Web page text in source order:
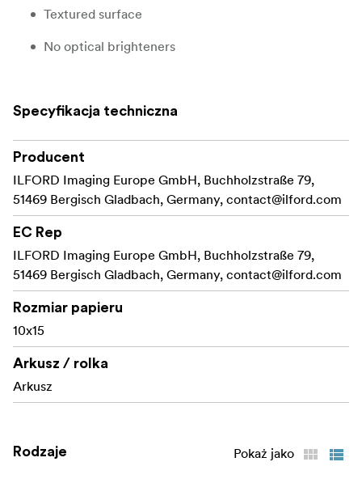
Textured surface
No optical brighteners
Specyfikacja techniczna
Producent
ILFORD Imaging Europe GmbH, Buchholzstraße 79,
51469 Bergisch Gladbach, Germany, contact@ilford.com
EC Rep
ILFORD Imaging Europe GmbH, Buchholzstraße 79,
51469 Bergisch Gladbach, Germany, contact@ilford.com
Rozmiar papieru
10x15
Arkusz / rolka
Arkusz
Rodzaje Pokaż jako